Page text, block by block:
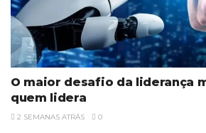
O maior desafio da liderança
quem lidera
2 SEMANAS ATRÁS 0